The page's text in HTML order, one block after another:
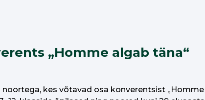
„Homme algab täna“
kes võtavad osa konverentsist „Homme